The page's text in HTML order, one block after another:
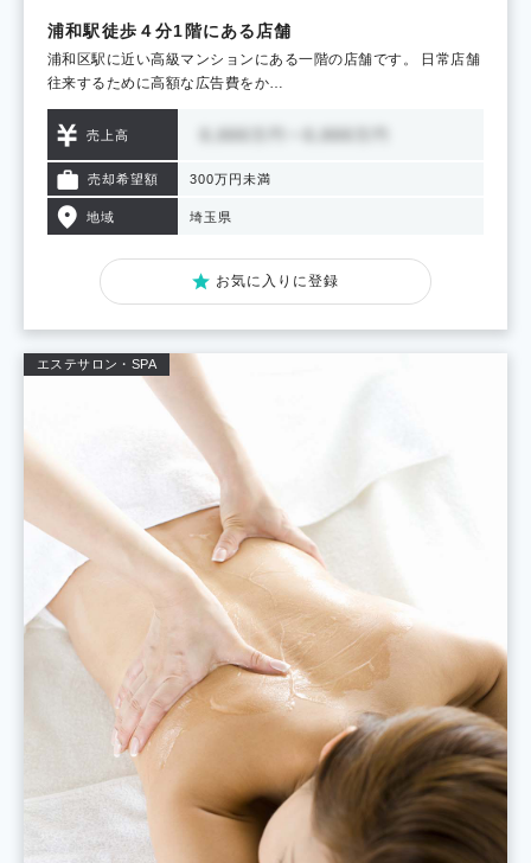
浦和駅徒歩４分1階にある店舗
浦和区駅に近い高級マンションにある一階の店舗です。 日常店舗
往来するために高額な広告費をか…
売上高
売却希望額 300万円未満
地域 埼玉県
お気に入りに登録
エステサロン・SPA